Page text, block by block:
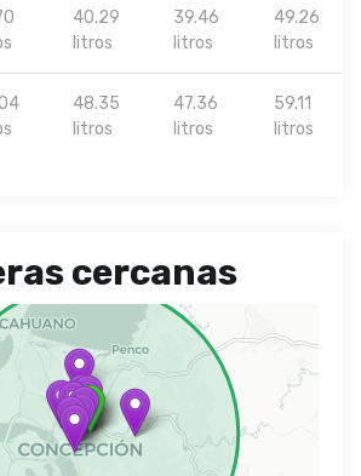
40.29
litros
39.46
litros
49.26
litros
48.35
litros
47.36
litros
59.11
litros
cercanas